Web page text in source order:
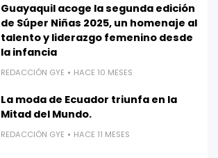
Guayaquil acoge la segunda edición
de Súper Niñas 2025, un homenaje al
talento y liderazgo femenino desde
la infancia
REDACCIÓN GYE HACE 10 MESES
La moda de Ecuador triunfa en la
Mitad del Mundo.
REDACCIÓN GYE HACE 11 MESES